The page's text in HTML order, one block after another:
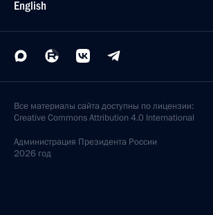
Санкт-Петербург
25 декабря 2016 года, воскресенье
днём траура
Санкт-Петербург